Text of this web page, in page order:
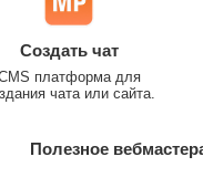
Создать чат
платформа для
чата или сайта.
Полезное